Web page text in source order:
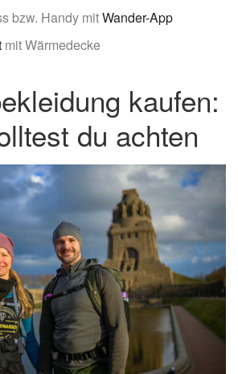
bzw. Handy mitWander-App
mit Wärmedecke
kaufen:
du achten